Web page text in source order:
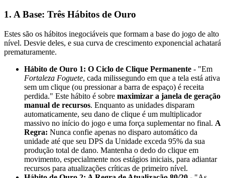
1. A Base: Três Hábitos de Ouro
Estes são os hábitos inegociáveis que formam a base do jogo de alto
nível. Desvie deles, e sua curva de crescimento exponencial achatará
prematuramente.
Hábito de Ouro 1: O Ciclo de Clique Permanente - "Em
Fortaleza Foguete, cada milissegundo em que a tela está ativa
sem um clique (ou pressionar a barra de espaço) é receita
perdida." Este hábito é sobre maximizar a janela de geração
manual de recursos. Enquanto as unidades disparam
automaticamente, seu dano de clique é um multiplicador
massivo no início do jogo e uma força suplementar no final. A
Regra: Nunca confie apenas no disparo automático da
unidade até que seu DPS da Unidade exceda 95% da sua
produção total de dano. Mantenha o dedo do clique em
movimento, especialmente nos estágios iniciais, para adiantar
recursos para atualizações críticas de primeiro nível.